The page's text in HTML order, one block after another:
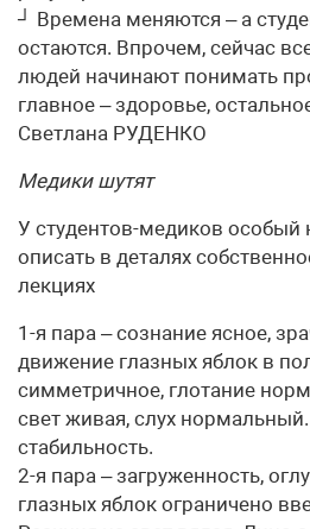
┘ Времена меняются – а
остаются. Впрочем, сейчас
людей начинают понимать
главное – здоровье,
Светлана РУДЕНКО
Медики шутят
У студентов-медиков
описать в деталях
лекциях
1-я пара – сознание ясное,
движение глазных яблок в
симметричное, глотание
свет живая, слух
стабильность.
2-я пара – загруженность,
глазных яблок ограничено